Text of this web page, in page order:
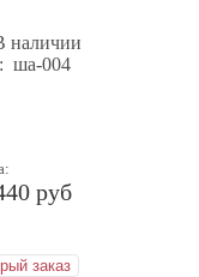
наличии
ша-004
руб
заказ